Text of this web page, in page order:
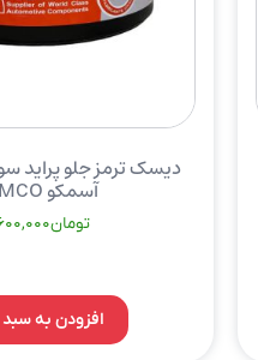
دیسک ترمز جلو پراید
آسمکو ASMCO
تومان
افزودن به سبد